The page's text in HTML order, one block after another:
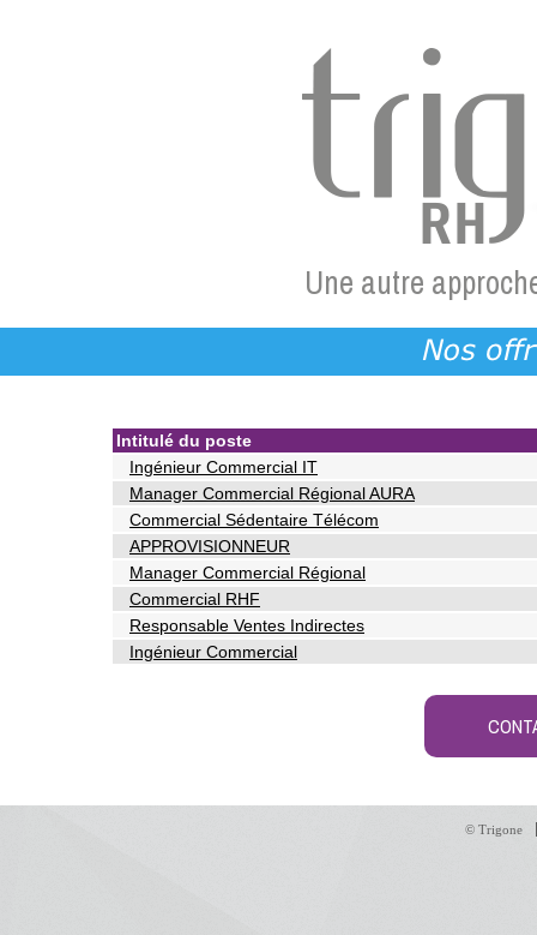
Une autre
Intitulé du poste
Ingénieur Commercial IT
Manager Commercial Régional AURA
Commercial Sédentaire Télécom
APPROVISIONNEUR
Manager Commercial Régional
Commercial RHF
Responsable Ventes Indirectes
Ingénieur Commercial
© Trigone